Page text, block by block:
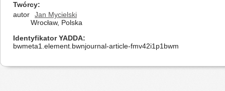
Twórcy
autor
Jan Mycielski
Wrocław, Polska
Identyfikator YADDA
bwmeta1.element.bwnjournal-article-fmv42i1p1bwm